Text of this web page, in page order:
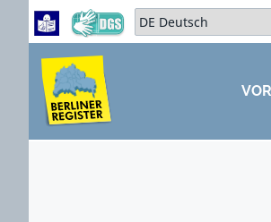
Zum Hauptbereich springen
Zum Hauptmenü springen
Sprache auswählen:
ZUM HAUPTBEREICH